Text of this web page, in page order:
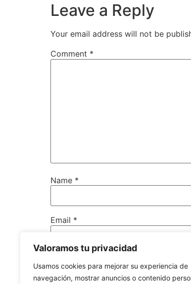
Valoramos tu privacidad
Usamos cookies para mejorar su experiencia de
navegación, mostrar anuncios o contenido
Leave a Reply
Your email address will not be
Comment *
Name *
Email *